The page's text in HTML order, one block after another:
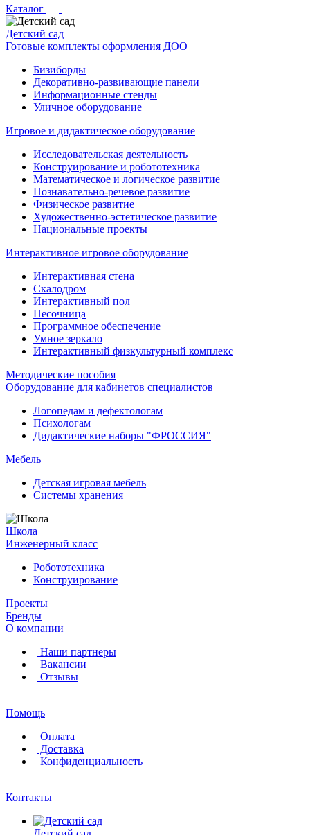
Каталог
Детский сад
Готовые комплекты оформления ДОО
Бизиборды
Декоративно-развивающие панели
Информационные стенды
Уличное оборудование
Игровое и дидактическое оборудование
Исследовательская деятельность
Конструирование и робототехника
Математическое и логическое развитие
Познавательно-речевое развитие
Физическое развитие
Художественно-эстетическое развитие
Национальные проекты
Интерактивное игровое оборудование
Интерактивная стена
Скалодром
Интерактивный пол
Песочница
Программное обеспечение
Умное зеркало
Интерактивный физкультурный комплекс
Методические пособия
Оборудование для кабинетов специалистов
Логопедам и дефектологам
Психологам
Дидактические наборы "ФРОССИЯ"
Мебель
Детская игровая мебель
Системы хранения
Школа
Инженерный класс
Робототехника
Конструирование
Проекты
Бренды
О компании
Наши партнеры
Вакансии
Отзывы
Помощь
Оплата
Доставка
Конфиденциальность
Контакты